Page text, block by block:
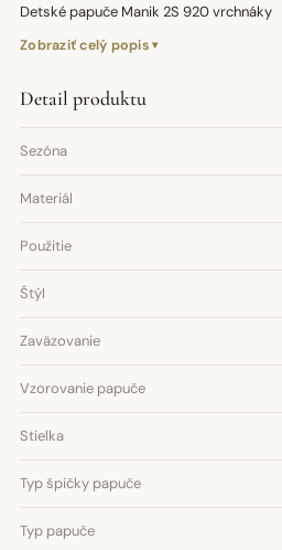
Detské papuče Manik 2S 920 vrchnáky
Zobraziť celý popis
Detail produktu
Sezóna
Materiál
Použitie
Štýl
Zaväzovanie
Vzorovanie papuče
Stielka
Typ špičky papuče
Typ papuče